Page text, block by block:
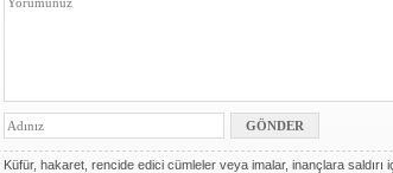
Küfür, hakaret, rencide edici cümleler veya imalar, inançlara saldırı